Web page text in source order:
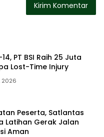
PT BSI Raih 25 Juta
Lost-Time Injury
2026
Peserta, Satlantas
Latihan Gerak Jalan
Aman